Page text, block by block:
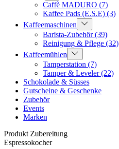
Caffè MADURO (7)
Kaffee Pads (E.S.E) (3)
Kaffeemaschinen
Barista-Zubehör(39)
Reinigung & Pflege (32)
Kaffeemühlen
Tamperstation (7)
Tamper & Leveler(22)
Schokolade & Süsses
Gutscheine & Geschenke
Zubehör
Events
Marken
Produkt Zubereitung
Espressokocher